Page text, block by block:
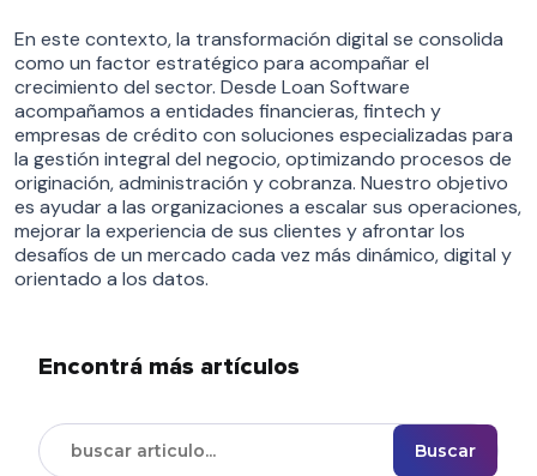
En este contexto, la transformación digital se consolida
como un factor estratégico para acompañar el
crecimiento del sector. Desde Loan Software
acompañamos a entidades financieras, fintech y
empresas de crédito con soluciones especializadas para
la gestión integral del negocio, optimizando procesos de
originación, administración y cobranza. Nuestro objetivo
es ayudar a las organizaciones a escalar sus operaciones,
mejorar la experiencia de sus clientes y afrontar los
desafíos de un mercado cada vez más dinámico, digital y
orientado a los datos.
Encontrá más artículos
Buscar